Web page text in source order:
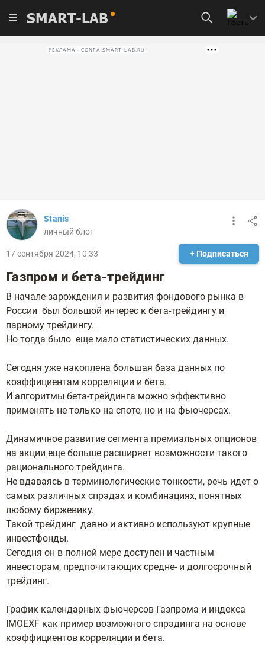
SMART-LAB
РЕКЛАМА • CONFA.SMART-LAB.RU
Stanis
личный блог
17 сентября 2024, 10:33 + Подписаться
Газпром и бета-трейдинг
В начале зарождения и развития фондового рынка в
России был большой интерес к бета-трейдингу и
парному трейдингу.
Но тогда было еще мало статистических данных.
Сегодня уже накоплена большая база данных по
коэффициентам корреляции и бета.
И алгоритмы бета-трейдинга можно эффективно
применять не только на споте, но и на фьючерсах.
Динамичное развитие сегмента премиальных опционов
на акции еще больше расширяет возможности такого
рационального трейдинга.
Не вдаваясь в терминологические тонкости, речь идет о
самых различных спрэдах и комбинациях, понятных
любому биржевику.
Такой трейдинг давно и активно используют крупные
инвестфонды.
Сегодня он в полной мере доступен и частным
инвесторам, предпочитающих средне- и долгосрочный
трейдинг.
График календарных фьючерсов Газпрома и индекса
IMOEXF как пример возможного спрэдинга на основе
коэффициентов корреляции и бета.